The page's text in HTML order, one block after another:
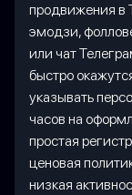
продвижения в
эмодзи,
или чат
быстро
указывать
часов на
простая
ценовая
низкая